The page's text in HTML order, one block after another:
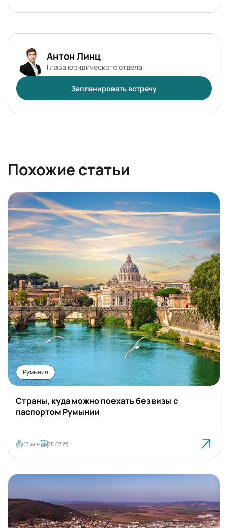
Антон Линц
Глава юридического отдела
Запланировать встречу
Похожие статьи
Румыния
Страны, куда можно поехать без визы с
паспортом Румынии
13 мин 28.07.26